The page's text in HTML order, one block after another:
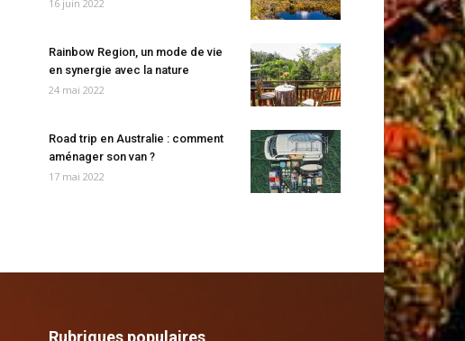
16 juin 2022
Rainbow Region, un mode de vie
en synergie avec la nature
24 mai 2022
Road trip en Australie : comment
aménager son van ?
17 mai 2022
Rubriques populaires